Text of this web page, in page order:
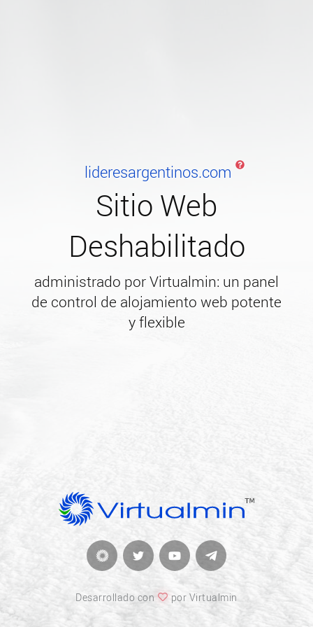
lideresargentinos.com
Sitio Web
Deshabilitado
administrado por Virtualmin: un panel
de control de alojamiento web potente
y flexible
Desarrollado con por Virtualmin